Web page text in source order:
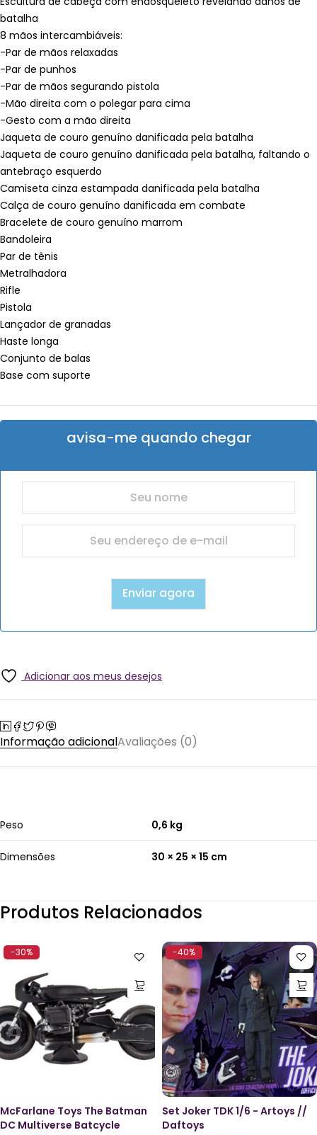
batalha
8 mãos intercambiáveis:
-Par de mãos relaxadas
-Par de punhos
-Par de mãos segurando pistola
-Mão direita com o polegar para cima
-Gesto com a mão direita
Jaqueta de couro genuíno danificada pela batalha
Jaqueta de couro genuíno danificada pela batalha, faltando o
antebraço esquerdo
Camiseta cinza estampada danificada pela batalha
Calça de couro genuíno danificada em combate
Bracelete de couro genuíno marrom
Bandoleira
Par de tênis
Metralhadora
Rifle
Pistola
Lançador de granadas
Haste longa
Conjunto de balas
Base com suporte
avisa-me quando chegar
Adicionar aos meus desejos
Informação adicionalAvaliações (0)
Peso 0,6 kg
Dimensões 30 × 25 × 15 cm
Produtos Relacionados
-30%
McFarlane Toys The Batman
DC Multiverse Batcycle
-40%
Set Joker TDK 1/6 - Artoys //
Daftoys